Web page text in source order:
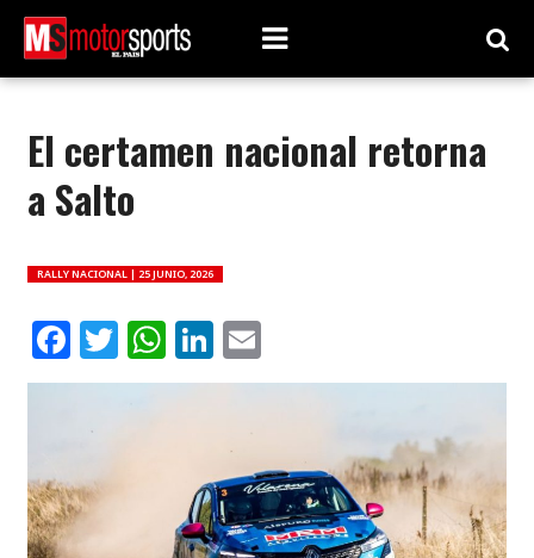
El certamen nacional retorna
a Salto
RALLY NACIONAL | 25 JUNIO, 2026
Facebook
Twitter
WhatsApp
LinkedIn
Email